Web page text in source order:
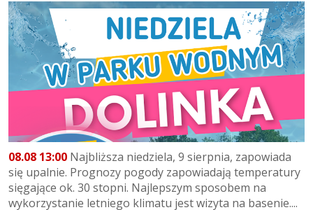
08.08 13:00 Najbliższa niedziela, 9 sierpnia, zapowiada
się upalnie. Prognozy pogody zapowiadają temperatury
sięgające ok. 30 stopni. Najlepszym sposobem na
wykorzystanie letniego klimatu jest wizyta na basenie....